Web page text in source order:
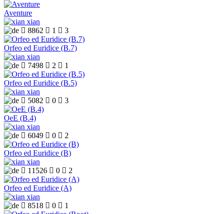
Aventure
xian
 8862  1  3
Orfeo ed Euridice (B.7)
xian
 7498  2  1
Orfeo ed Euridice (B.5)
xian
 5082  0  3
OeE (B.4)
xian
 6049  0  2
Orfeo ed Euridice (B)
xian
 11526  0  2
Orfeo ed Euridice (A)
xian
 8518  0  1